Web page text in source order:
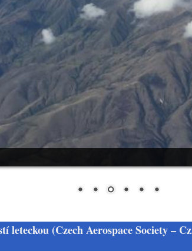
(Czech Aerospace Society –